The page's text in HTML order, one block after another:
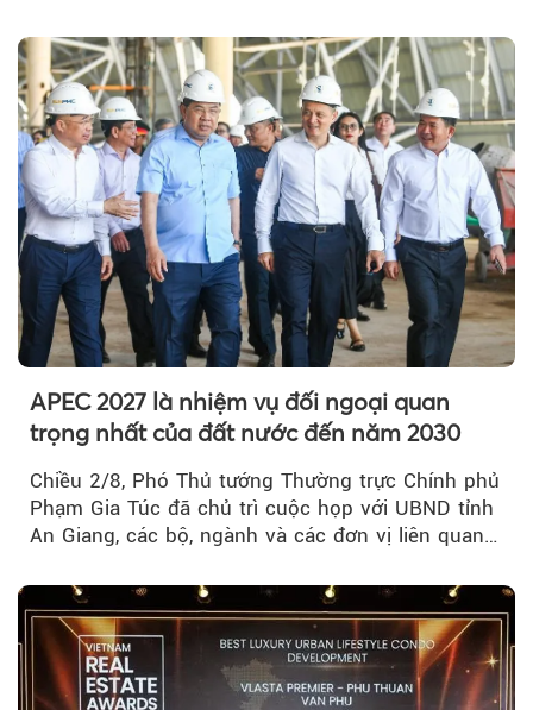
APEC 2027 là nhiệm vụ đối ngoại quan
trọng nhất của đất nước đến năm 2030
Chiều 2/8, Phó Thủ tướng Thường trực Chính phủ
Phạm Gia Túc đã chủ trì cuộc họp với UBND tỉnh
An Giang, các bộ, ngành và các đơn vị liên quan